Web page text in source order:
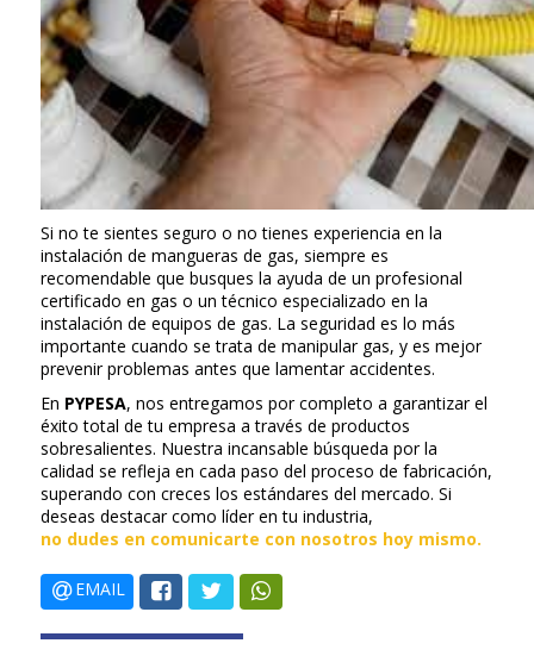
Si no te sientes seguro o no tienes experiencia en la
instalación de mangueras de gas, siempre es
recomendable que busques la ayuda de un profesional
certificado en gas o un técnico especializado en la
instalación de equipos de gas. La seguridad es lo más
importante cuando se trata de manipular gas, y es mejor
prevenir problemas antes que lamentar accidentes.
En PYPESA, nos entregamos por completo a garantizar el
éxito total de tu empresa a través de productos
sobresalientes. Nuestra incansable búsqueda por la
calidad se refleja en cada paso del proceso de fabricación,
superando con creces los estándares del mercado. Si
deseas destacar como líder en tu industria,
no dudes en comunicarte con nosotros hoy mismo.
EMAIL